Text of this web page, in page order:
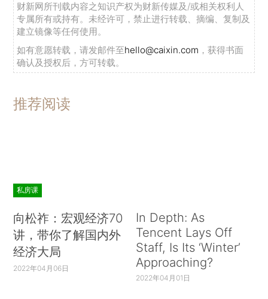
财新网所刊载内容之知识产权为财新传媒及/或相关权利人
专属所有或持有。未经许可，禁止进行转载、摘编、复制及
建立镜像等任何使用。
如有意愿转载，请发邮件至hello@caixin.com ，获得书面
确认及授权后，方可转载。
推荐阅读
私房课
向松祚：宏观经济70
讲，带你了解国内外
经济大局
2022年04月06日
In Depth: As
Tencent Lays Off
Staff, Is Its ‘Winter’
Approaching?
2022年04月01日